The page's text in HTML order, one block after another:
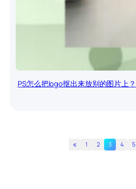
PS怎么把logo抠出来放别的图片上？
« 1 2 3 4 5